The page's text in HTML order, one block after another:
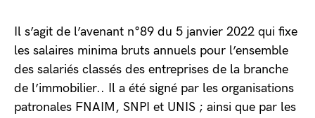
Il s’agit de l’avenant n°89 du 5 janvier 2022 qui fixe
les salaires minima bruts annuels pour l’ensemble
des salariés classés des entreprises de la branche
de l’immobilier.. Il a été signé par les organisations
patronales FNAIM, SNPI et UNIS ; ainsi que par les